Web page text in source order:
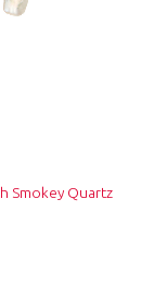
Smokey Quartz